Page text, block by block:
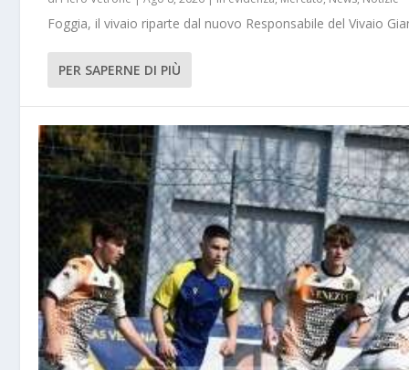
Foggia, il vivaio riparte dal nuovo Responsabile del Vivaio
PER SAPERNE DI PIÙ